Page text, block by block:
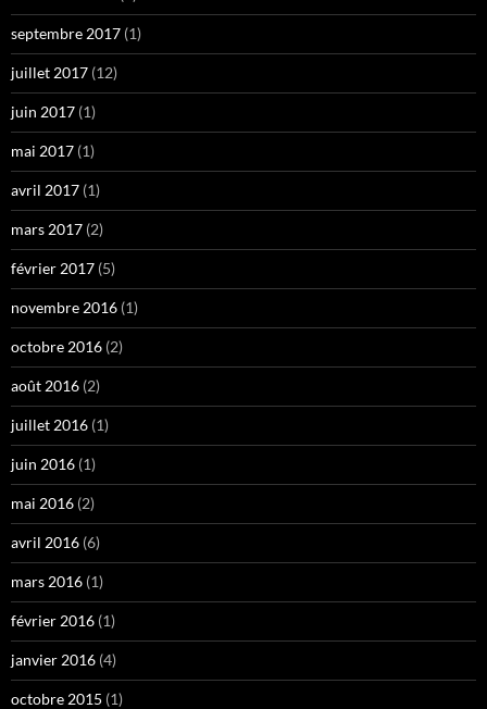
septembre 2017 (1)
juillet 2017 (12)
juin 2017 (1)
mai 2017 (1)
avril 2017 (1)
mars 2017 (2)
février 2017 (5)
novembre 2016 (1)
octobre 2016 (2)
août 2016 (2)
juillet 2016 (1)
juin 2016 (1)
mai 2016 (2)
avril 2016 (6)
mars 2016 (1)
février 2016 (1)
janvier 2016 (4)
octobre 2015 (1)